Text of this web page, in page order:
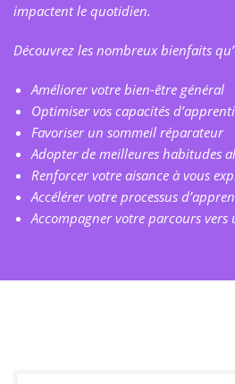
impactent le quotidien.
Découvrez les nombreux bienfaits
Améliorer votre bien-être général
Optimiser vos capacités
Favoriser un sommeil réparateur
Adopter de meilleures habitudes
Renforcer votre aisance à vous
Accélérer votre processus
Accompagner votre parcours